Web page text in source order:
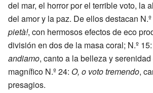
del mar, el horror por el terrible voto, la
del amor y la paz. De ellos destacan N.º
pietà!, con hermosos efectos de eco
división en dos de la masa coral; N.º 15:
andiamo, canto a la belleza y
magnífico N.º 24: O, o voto tremendo,
presagios.